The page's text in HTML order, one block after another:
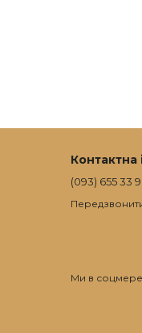
Контактна
(093) 655 33
Ми в